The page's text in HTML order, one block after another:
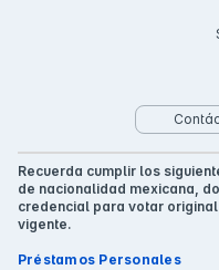
Recuerda cumplir los
de nacionalidad mexicana,
credencial para votar
vigente.
Préstamos Personales